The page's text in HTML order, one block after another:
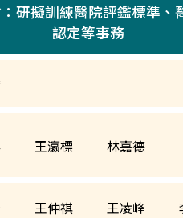
研擬訓練醫院評鑑標準、
認定等事務
王瀛標 林嘉德
王仲祺 王凌峰